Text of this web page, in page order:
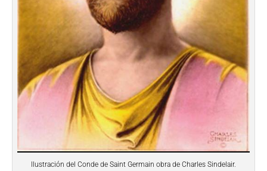
Ilustración del Conde de Saint Germain obra de Charles Sindelair.